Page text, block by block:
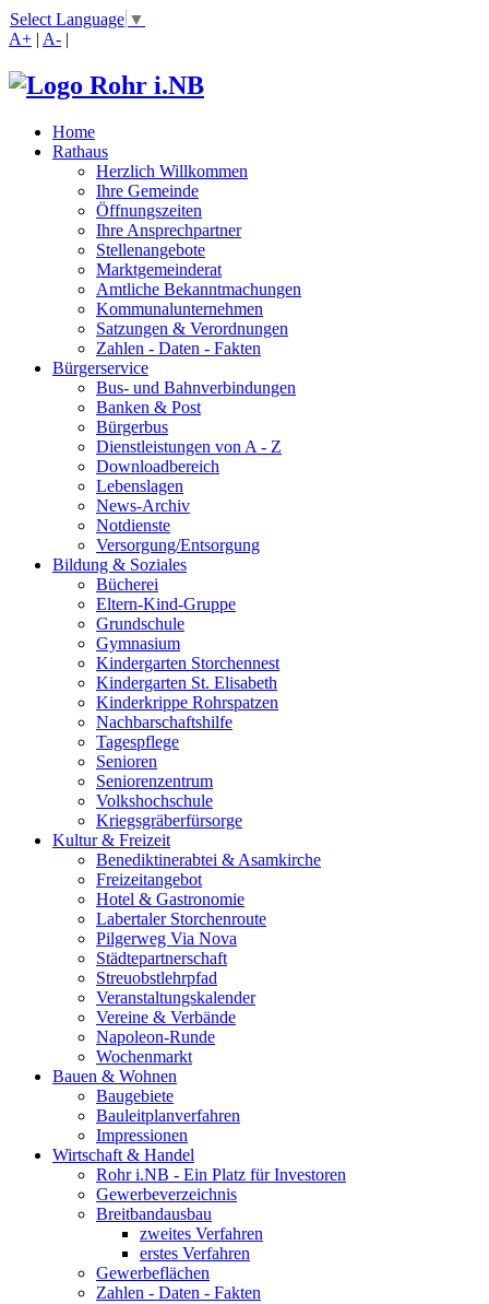
Select Language ▼
A+ | A- |
Home
Rathaus
Herzlich Willkommen
Ihre Gemeinde
Öffnungszeiten
Ihre Ansprechpartner
Stellenangebote
Marktgemeinderat
Amtliche Bekanntmachungen
Kommunalunternehmen
Satzungen & Verordnungen
Zahlen - Daten - Fakten
Bürgerservice
Bus- und Bahnverbindungen
Banken & Post
Bürgerbus
Dienstleistungen von A - Z
Downloadbereich
Lebenslagen
News-Archiv
Notdienste
Versorgung/Entsorgung
Bildung & Soziales
Bücherei
Eltern-Kind-Gruppe
Grundschule
Gymnasium
Kindergarten Storchennest
Kindergarten St. Elisabeth
Kinderkrippe Rohrspatzen
Nachbarschaftshilfe
Tagespflege
Senioren
Seniorenzentrum
Volkshochschule
Kriegsgräberfürsorge
Kultur & Freizeit
Benediktinerabtei & Asamkirche
Freizeitangebot
Hotel & Gastronomie
Labertaler Storchenroute
Pilgerweg Via Nova
Städtepartnerschaft
Streuobstlehrpfad
Veranstaltungskalender
Vereine & Verbände
Napoleon-Runde
Wochenmarkt
Bauen & Wohnen
Baugebiete
Bauleitplanverfahren
Impressionen
Wirtschaft & Handel
Rohr i.NB - Ein Platz für Investoren
Gewerbeverzeichnis
Breitbandausbau
zweites Verfahren
erstes Verfahren
Gewerbeflächen
Zahlen - Daten - Fakten